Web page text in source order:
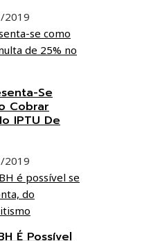
2019
Se
Cobrar
IPTU De
2019
É Possível